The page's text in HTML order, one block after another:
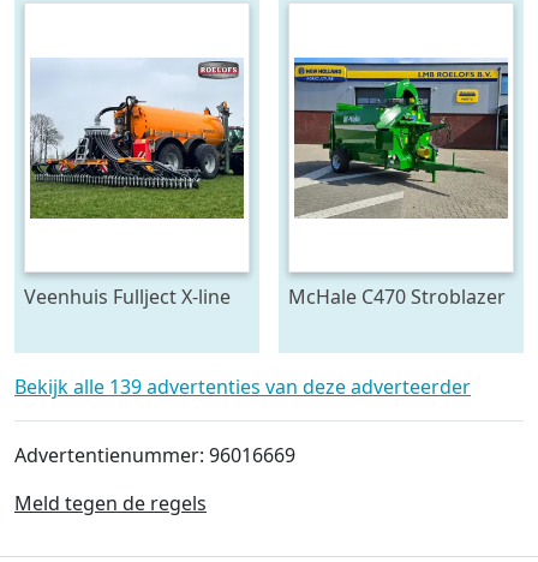
Veenhuis Fullject X-line
McHale C470 Stroblazer
Bekijk alle 139 advertenties van deze adverteerder
Advertentienummer: 96016669
Meld tegen de regels